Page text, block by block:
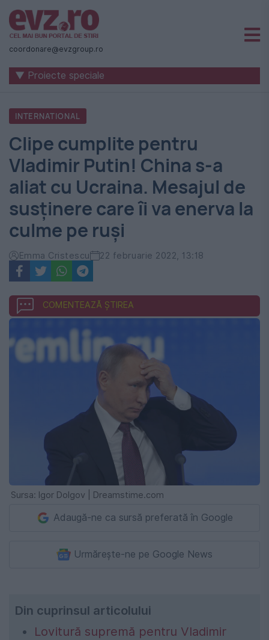
Știri
naționale
internaționale
România
-
Evenimentul
Zilei
coordonare@evzgroup.ro
▼ Proiecte speciale
INTERNATIONAL
Clipe cumplite pentru
Vladimir Putin! China s-a
aliat cu Ucraina. Mesajul de
susținere care îi va enerva la
culme pe ruși
Emma Cristescu 22 februarie 2022, 13:18
COMENTEAZĂ ȘTIREA
Sursa: Igor Dolgov | Dreamstime.com
Adaugă-ne ca sursă preferată în Google
Urmărește-ne pe Google News
Din cuprinsul articolului
Lovitură supremă pentru Vladimir